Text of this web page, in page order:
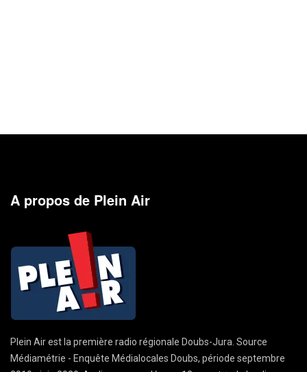
A propos de Plein Air
Plein Air est la première radio régionale Doubs-Jura. Source
Médiamétrie - Enquête Médialocales Doubs, période septembre